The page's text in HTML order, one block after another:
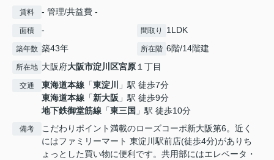
賃料 - 管理/共益費 -
面積 - 間取り 1LDK
築年数 築43年 所在階 6階/14階建
所在地 大阪府大阪市淀川区宮原１丁目
交通 東海道本線 「東淀川
」駅 徒歩7分
東海道本線 「新大阪 」駅 徒歩9分
地下鉄御堂筋線 「東三国 」駅 徒歩10分
備考
こだわりポイント満載のローズコーポ新大阪第6。近く
にはファミリーマート 東淀川駅前店(徒歩4分)がありち
ょっとした買い物に便利です。共用部にはエレベータ・